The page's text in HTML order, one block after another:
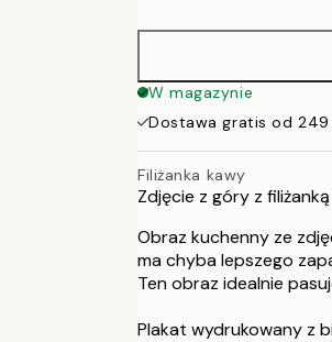
W magazynie
Dostawa gratis od 249
Filiżanka kawy
Zdjęcie z góry z
Obraz kuchenny ze
ma chyba lepszego
Ten obraz idealnie
Plakat wydrukowany z